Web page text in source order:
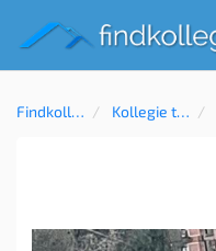
Findkollegie Kollegie til leje